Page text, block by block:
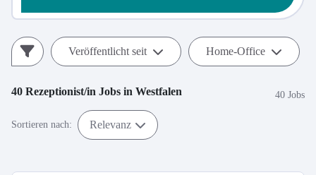
Veröffentlicht seit Home-Office
40 Rezeptionist/in Jobs in Westfalen 40 Jobs
Sortieren nach: Relevanz